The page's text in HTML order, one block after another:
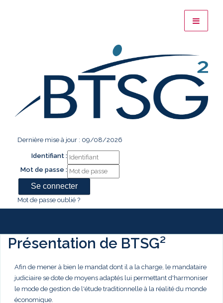
Dernière mise à jour : 09/08/2026
Identifiant :
Mot de passe :
Mot de passe oublié ?
Présentation de BTSG²
Afin de mener à bien le mandat dont il a la charge, le mandataire
judiciaire se dote de moyens adaptés lui permettant d'harmoniser
le mode de gestion de l'étude traditionnelle à la réalité du monde
économique.